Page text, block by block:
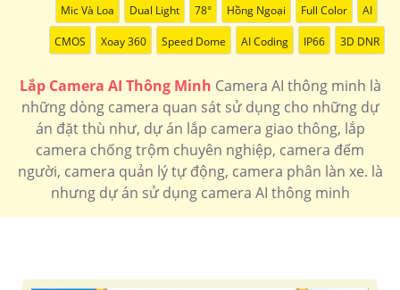
Mic Và Loa Dual Light 78° Hồng Ngoại Full Color AI
CMOS Xoay 360 Speed Dome AI Coding IP66 3D DNR
Lắp Camera AI Thông Minh Camera AI thông minh là
những dòng camera quan sát sử dụng cho những dự
án đặt thù như, dự án lắp camera giao thông, lắp
camera chống trộm chuyên nghiệp, camera đếm
người, camera quản lý tự động, camera phân làn xe. là
nhưng dự án sử dụng camera AI thông minh